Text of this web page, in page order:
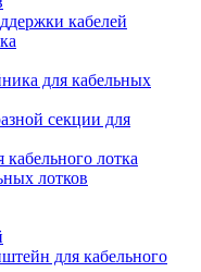
кабелей
для кабельных
секции для
лотка
лотков
для кабельного